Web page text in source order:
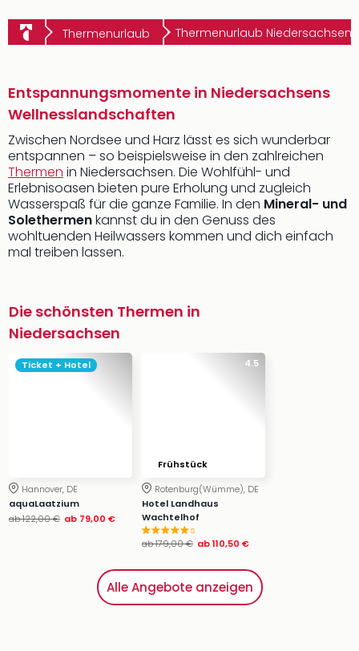
Thermenurlaub Thermenurlaub Niedersachsen
Entspannungsmomente in Niedersachsens
Wellnesslandschaften
Zwischen Nordsee und Harz lässt es sich wunderbar
entspannen – so beispielsweise in den zahlreichen
Thermen in Niedersachsen. Die Wohlfühl- und
Erlebnisoasen bieten pure Erholung und zugleich
Wasserspaß für die ganze Familie. In den Mineral- und
Solethermenkannst du in den Genuss des
wohltuenden Heilwassers kommen und dich einfach
mal treiben lassen.
Die schönsten Thermen in
Niedersachsen
Ticket + Hotel
Hannover, DE
aquaLaatzium
ab122,00 € ab 79,00 €
4.5
Frühstück
Rotenburg(Wümme), DE
Hotel Landhaus
Wachtelhof
s
ab179,00 € ab110,50 €
Alle Angebote anzeigen